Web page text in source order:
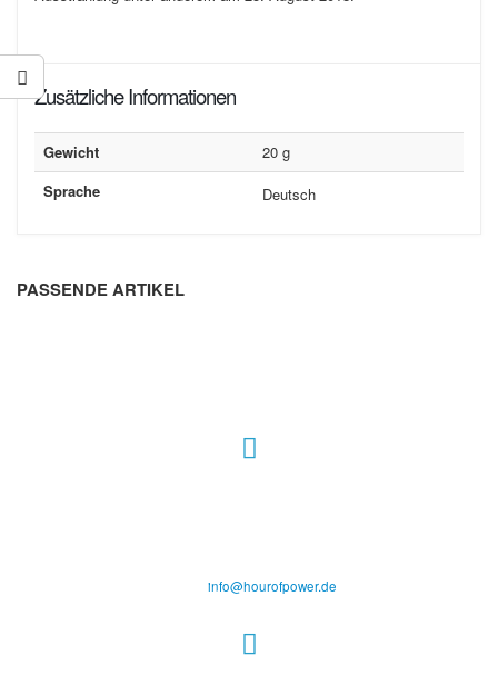
Zusätzliche Informationen
Gewicht
20 g
Sprache
Deutsch
PASSENDE ARTIKEL
info@hourofpower.de